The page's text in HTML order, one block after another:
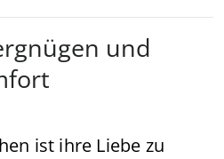
und
ist ihre Liebe zu